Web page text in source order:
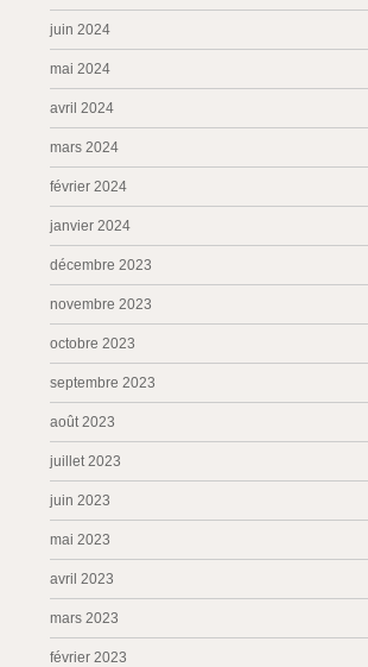
juin 2024
mai 2024
avril 2024
mars 2024
février 2024
janvier 2024
décembre 2023
novembre 2023
octobre 2023
septembre 2023
août 2023
juillet 2023
juin 2023
mai 2023
avril 2023
mars 2023
février 2023